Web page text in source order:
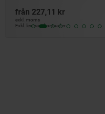
från 227,11 kr
exkl. moms
Exkl. leveranskostnader